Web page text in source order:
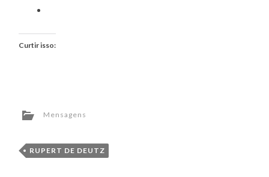
Curtir isso:
Mensagens
RUPERT DE DEUTZ